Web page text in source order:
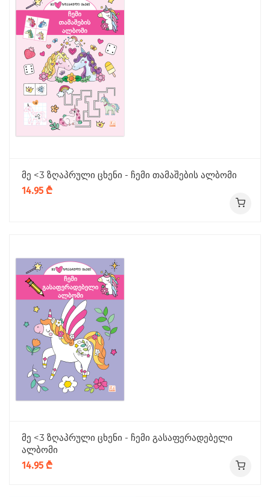
მე <3 ზღაპრული ცხენი - ჩემი თამაშების ალბომი
14.95 ₾
მე <3 ზღაპრული ცხენი - ჩემი გასაფერადებელი
ალბომი
14.95 ₾